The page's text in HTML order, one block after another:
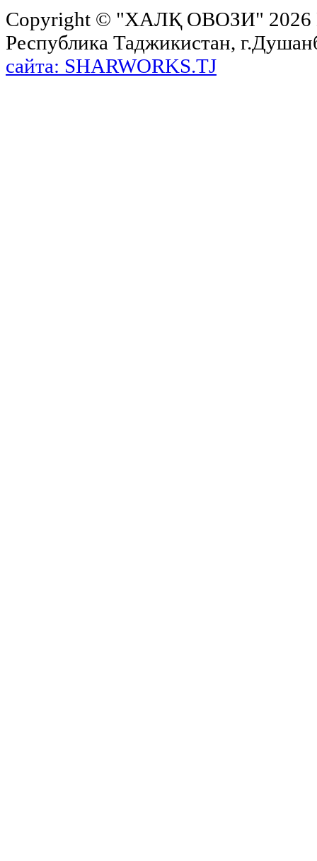
Copyright © "ХАЛҚ ОВОЗИ"
Республика Таджикистан,
сайта: SHARWORKS.TJ